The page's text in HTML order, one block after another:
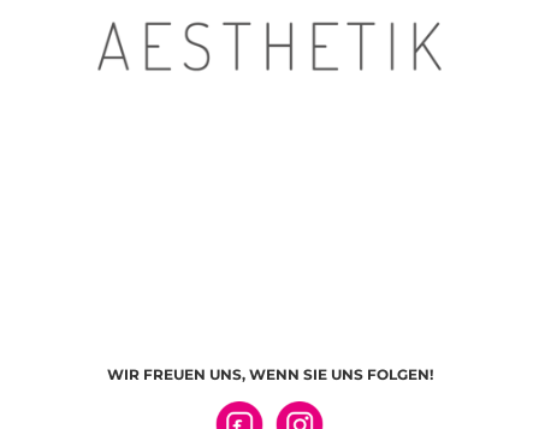
WIR FREUEN UNS, WENN SIE UNS FOLGEN!